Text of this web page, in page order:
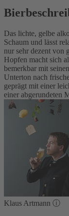
Das lichte, gelbe
Schaum und lässt
nur sehr dezent von
Hopfen macht sich
bemerkbar mit
Unterton nach
geprägt mit einer
einer abgerundeten
Klaus Artmann ⓘ